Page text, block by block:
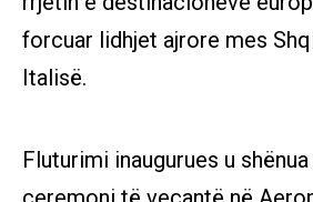
forcuar lidhjet ajrore mes
Italisë.
Fluturimi inaugurues u